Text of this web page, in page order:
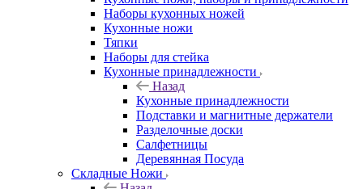
Наборы кухонных ножей
Кухонные ножи
Тяпки
Наборы для стейка
Кухонные принадлежности
Назад
Кухонные принадлежности
Подставки и магнитные держатели
Разделочные доски
Салфетницы
Деревянная Посуда
Складные Ножи